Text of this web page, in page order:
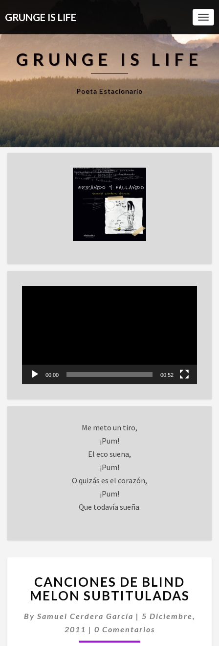
GRUNGE IS LIFE
GRUNGE IS LIFE
Poeta Estacionario
00:00 00:52
Me meto un tiro,
¡Pum!
El eco suena,
¡Pum!
O quizás es el corazón,
¡Pum!
Que todavía sueña.
DE
BLIND
MELON
SUBTITULADAS
CANCIONES DE BLIND
MELON SUBTITULADAS
By Samuel Cerdera García | 5 Diciembre,
2011 | Comentarios
0 Comentarios